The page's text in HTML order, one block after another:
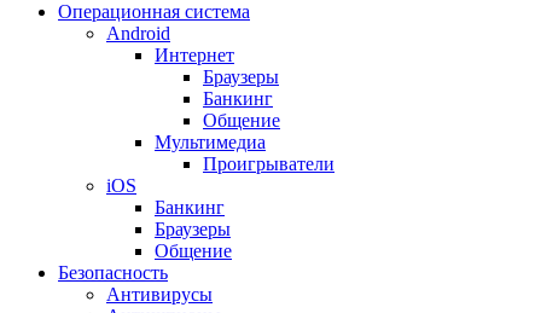
Операционная система
Android
Интернет
Браузеры
Банкинг
Общение
Мультимедиа
Проигрыватели
iOS
Банкинг
Браузеры
Общение
Безопасность
Антивирусы